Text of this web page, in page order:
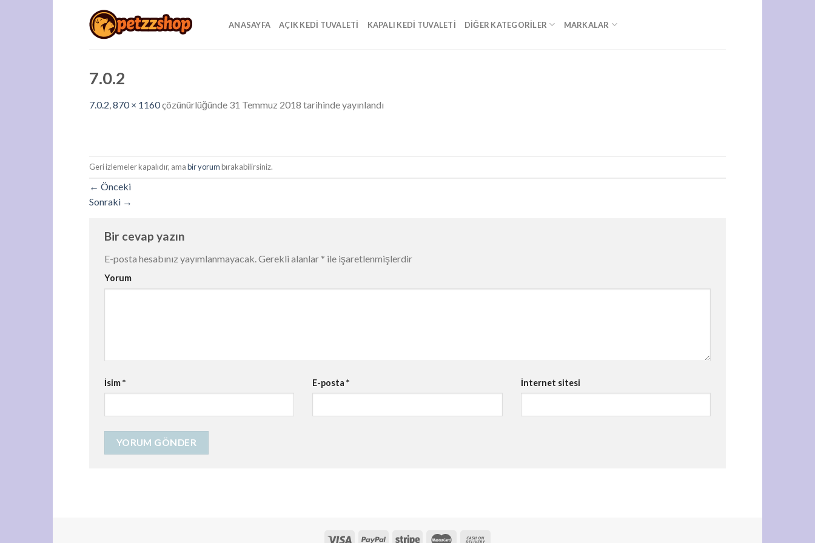
ANASAYFA AÇIK KEDI TUVALETI KAPALI KEDI TUVALETI DIĞER KATEGORILER MARKALAR
7.0.2
7.0.2 870 × 1160çözünürlüğünde 31 Temmuz 2018 tarihinde yayınlandı
Geri izlemeler kapalıdır, amabir yorumbırakabilirsiniz.
← Önceki
Sonraki →
Bir cevap yazın
E-posta hesabınız yayımlanmayacak.Gerekli alanlar * ile işaretlenmişlerdir
Yorum
İsim* E-posta* İnternet sitesi